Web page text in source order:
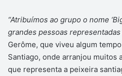
“Atribuímos ao grupo o nome
grandes pessoas representadas
Gerôme, que viveu algum
Santiago, onde arranjou muitos
que representa a peixeira